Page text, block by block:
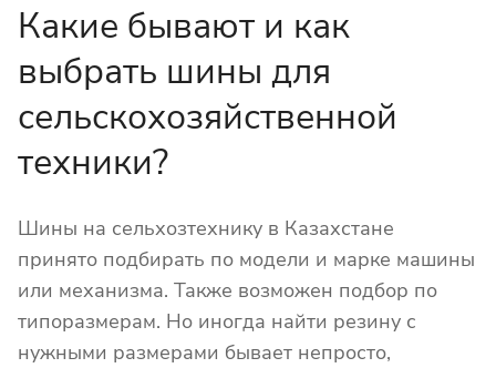
Какие бывают и как
выбрать шины для
сельскохозяйственной
техники?
Шины на сельхозтехнику в Казахстане
принято подбирать по модели и марке машины
или механизма. Также возможен подбор по
типоразмерам. Но иногда найти резину с
нужными размерами бывает непросто,